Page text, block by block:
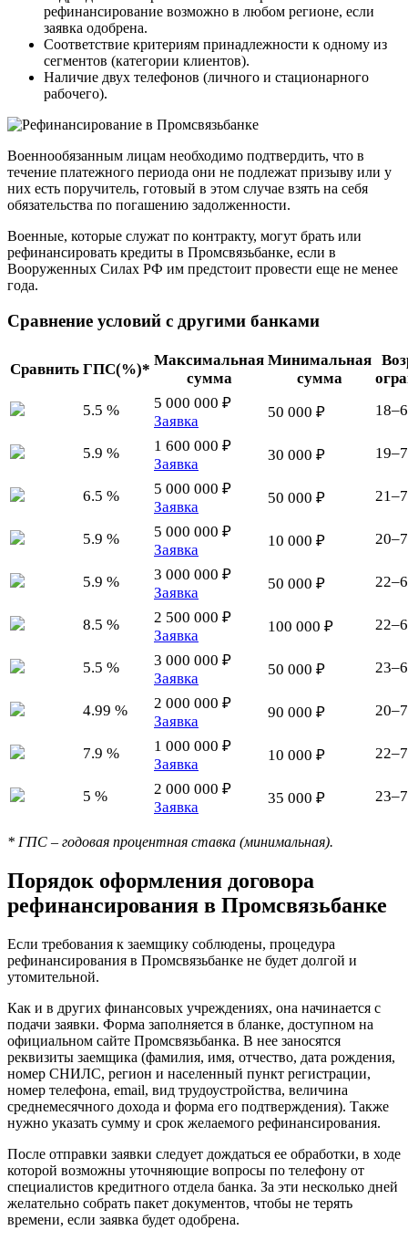
рефинансирование возможно в любом регионе, если
заявка одобрена.
Соответствие критериям принадлежности к одному из
сегментов (категории клиентов).
Наличие двух телефонов (личного и стационарного
рабочего).
Военнообязанным лицам необходимо подтвердить, что в
течение платежного периода они не подлежат призыву или у
них есть поручитель, готовый в этом случае взять на себя
обязательства по погашению задолженности.
Военные, которые служат по контракту, могут брать или
рефинансировать кредиты в Промсвязьбанке, если в
Вооруженных Силах РФ им предстоит провести еще не менее
года.
Сравнение условий с другими банками
Сравнить ГПС(%)*
Максимальная
сумма
Минимальная
сумма
5.5 %
5 000 000 ₽
Заявка
50 000 ₽
5.9 %
1 600 000 ₽
Заявка
30 000 ₽
6.5 %
5 000 000 ₽
Заявка
50 000 ₽
5.9 %
5 000 000 ₽
Заявка
10 000 ₽
5.9 %
3 000 000 ₽
Заявка
50 000 ₽
8.5 %
2 500 000 ₽
Заявка
100 000 ₽
5.5 %
3 000 000 ₽
Заявка
50 000 ₽
4.99 %
2 000 000 ₽
Заявка
90 000 ₽
7.9 %
1 000 000 ₽
Заявка
10 000 ₽
5 %
2 000 000 ₽
Заявка
35 000 ₽
* ГПС – годовая процентная ставка (минимальная).
Порядок оформления договора
рефинансирования в Промсвязьбанке
Если требования к заемщику соблюдены, процедура
рефинансирования в Промсвязьбанке не будет долгой и
утомительной.
Как и в других финансовых учреждениях, она начинается с
подачи заявки. Форма заполняется в бланке, доступном на
официальном сайте Промсвязьбанка. В нее заносятся
реквизиты заемщика (фамилия, имя, отчество, дата рождения,
номер СНИЛС, регион и населенный пункт регистрации,
номер телефона, email, вид трудоустройства, величина
среднемесячного дохода и форма его подтверждения). Также
нужно указать сумму и срок желаемого рефинансирования.
После отправки заявки следует дождаться ее обработки, в ходе
которой возможны уточняющие вопросы по телефону от
специалистов кредитного отдела банка. За эти несколько дней
желательно собрать пакет документов, чтобы не терять
времени, если заявка будет одобрена.